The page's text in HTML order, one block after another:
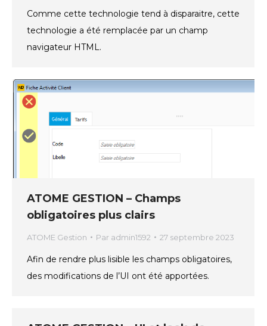
Comme cette technologie tend à disparaitre, cette
technologie a été remplacée par un champ
navigateur HTML.
ATOME GESTION – Champs
obligatoires plus clairs
ATOME Gestion Par admin1592 27 septembre 2023
Afin de rendre plus lisible les champs obligatoires,
des modifications de l’UI ont été apportées.